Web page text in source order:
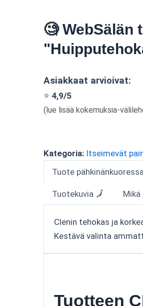
🧐 WebSälän
Asiakkaat arvioivat:
⭐ 4,9/5
(lue lisää kokemuksia-
Kategoria: Itseimevät
Tuote
Tuotekuvia 🗾 Mikä
Clenin tehokas ja
Kestävä valinta
Tuotteen